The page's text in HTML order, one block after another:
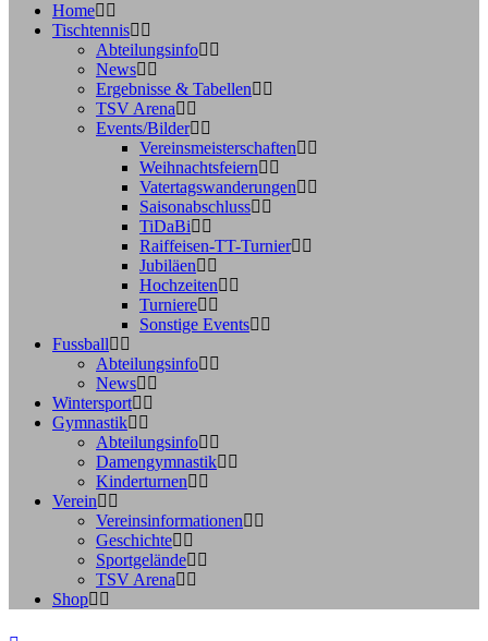
Home
Tischtennis
Abteilungsinfo
News
Ergebnisse & Tabellen
TSV Arena
Events/Bilder
Vereinsmeisterschaften
Weihnachtsfeiern
Vatertagswanderungen
Saisonabschluss
TiDaBi
Raiffeisen-TT-Turnier
Jubiläen
Hochzeiten
Turniere
Sonstige Events
Fussball
Abteilungsinfo
News
Wintersport
Gymnastik
Abteilungsinfo
Damengymnastik
Kinderturnen
Verein
Vereinsinformationen
Geschichte
Sportgelände
TSV Arena
Shop